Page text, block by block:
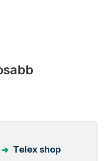
Telex shop